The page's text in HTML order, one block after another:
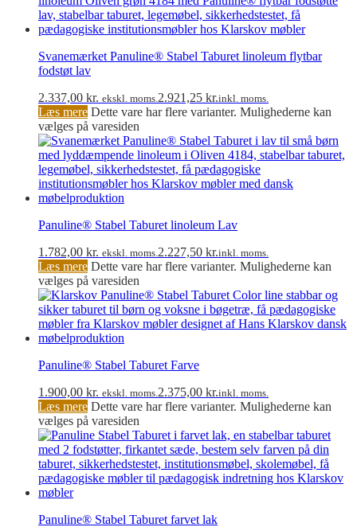
Svanemærket Panuline® Stabel Taburet linoleum flytbar
fodstøt lav
2.337,00 kr. ekskl. moms. 2.921,25 kr.inkl. moms.
Læs mere Dette vare har flere varianter. Mulighederne kan
vælges på varesiden
Panuline® Stabel Taburet linoleum Lav
1.782,00 kr. ekskl. moms. 2.227,50 kr.inkl. moms.
Læs mere Dette vare har flere varianter. Mulighederne kan
vælges på varesiden
Panuline® Stabel Taburet Farve
1.900,00 kr. ekskl. moms. 2.375,00 kr.inkl. moms.
Læs mere Dette vare har flere varianter. Mulighederne kan
vælges på varesiden
Panuline® Stabel Taburet farvet lak